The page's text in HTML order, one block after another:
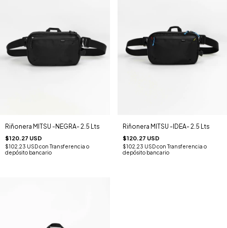
Riñonera MITSU -NEGRA- 2.5 Lts
$120.27 USD
$102.23 USDcon Transferencia o
depósito bancario
Riñonera MITSU -IDEA- 2.5 Lts
$120.27 USD
$102.23 USDcon Transferencia o
depósito bancario